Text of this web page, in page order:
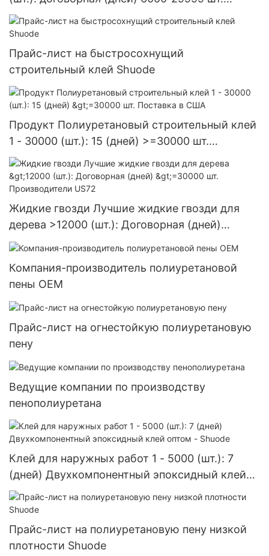
Поставка в США.
Прайс-лист на быстросохнущий
строительный клей Shuode
Продукт Полиуретановый строительный клей
1 - 30000 (шт.): 15 (дней) >=30000 шт.
Поставка в США
Жидкие гвозди Лучшие жидкие гвозди для
дерева >12000 (шт.): Договорная (дней)
>=30000 шт. Производители US72
Компания-производитель полиуретановой
пены OEM
Прайс-лист на огнестойкую полиуретановую
пену
Ведущие компании по производству
пенополиуретана
Клей для наружных работ 1 - 5000 (шт.): 7
(дней) Двухкомпонентный эпоксидный клей
оптом - Shuode
Прайс-лист на полиуретановую пену низкой
плотности Shuode